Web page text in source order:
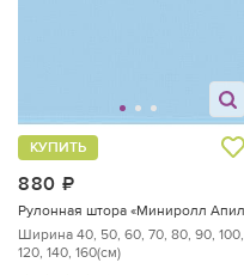
880
КУПИТЬ
Ширина 40, 50, 60, 70, 80, 90, 100,
120, 140, 160(см)